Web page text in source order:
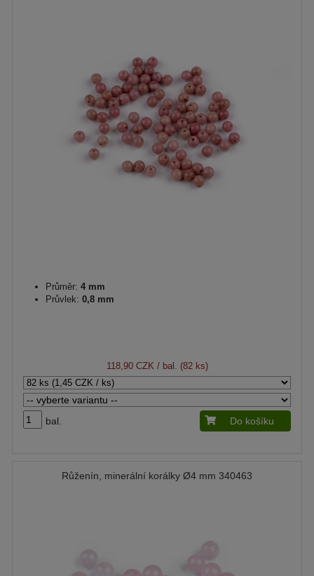
Průměr: 4 mm
Průvlek: 0,8 mm
118,90 CZK / bal. (82 ks)
bal. Do košíku
Růženín, minerální korálky Ø4 mm 340463